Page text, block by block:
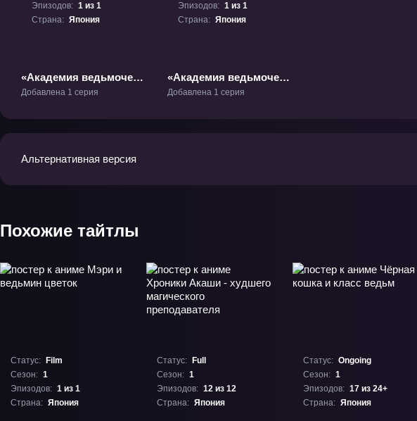
Эпизодов: 1 из 1
Страна: Япония
«Академия ведьмочек»
Фильм-1
Добавлена 1 серия
Эпизодов: 1 из 1
Страна: Япония
«Академия ведьмочек:
Колдовской парад»
Добавлена 1 серия
Альтернативная версия
Похожие тайтлы
Статус:
Film
Сезон: 1
Эпизодов: 1 из 1
Страна: Япония
Статус:
Full
Сезон: 1
Эпизодов: 12 из 12
Страна: Япония
Статус: Ongoing
Сезон: 1
Эпизодов: 17 из 24+
Страна: Япония